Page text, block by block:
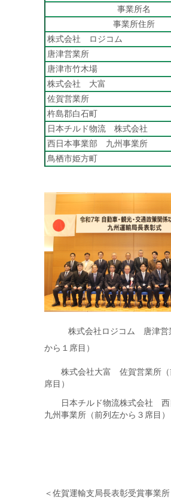
事業所名
事業所住所
株式会社 ロジコム
唐津営業所
唐津市竹木場
株式会社 大富
佐賀営業所
杵島郡白石町
日本チルド物流 株式会社
西日本事業部 九州事業所
鳥栖市姫方町
株式会社ロジコム 唐津営
から１席目）
株式会社大富 佐賀営業所 （
席目 ）
日本チルド物流株式会社
九州事業所（前列左から３席目）
＜佐賀運輸支局長表彰受賞事業